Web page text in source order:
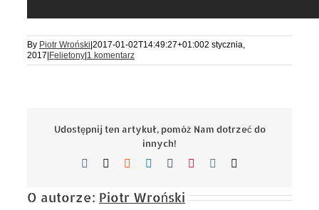
By Piotr Wroński|2017-01-02T14:49:27+01:002 stycznia,
2017|Felietony|1 komentarz
Udostępnij ten artykuł, pomóż Nam dotrzeć do
innych!
Facebook Reddit LinkedIn
TumblrPinterest
O autorze: Piotr Wroński